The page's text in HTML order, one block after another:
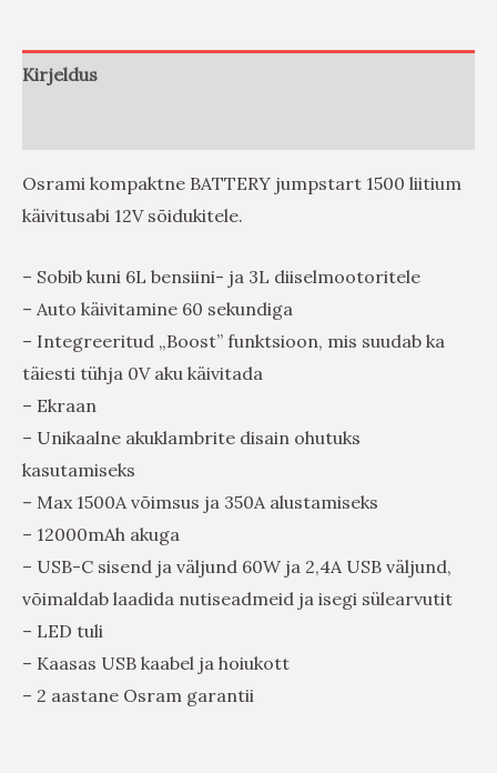
Kirjeldus
Osrami kompaktne BATTERY jumpstart 1500 liitium
käivitusabi 12V sõidukitele.
– Sobib kuni 6L bensiini- ja 3L diiselmootoritele
– Auto käivitamine 60 sekundiga
– Integreeritud „Boost” funktsioon, mis suudab ka
täiesti tühja 0V aku käivitada
– Ekraan
– Unikaalne akuklambrite disain ohutuks
kasutamiseks
– Max 1500A võimsus ja 350A alustamiseks
– 12000mAh akuga
– USB-C sisend ja väljund 60W ja 2,4A USB väljund,
võimaldab laadida nutiseadmeid ja isegi sülearvutit
– LED tuli
– Kaasas USB kaabel ja hoiukott
– 2 aastane Osram garantii